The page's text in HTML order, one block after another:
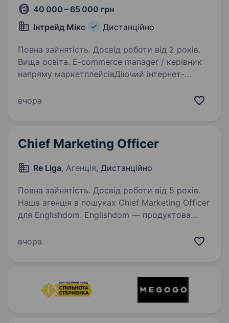
40 000 – 65 000 грн
Інтрейд Мікс
Дистанційно
Повна зайнятість. Досвід роботи від 2 років.
Вища освіта. E-commerce manager / керівник
напряму маркетплейсівДіючий інтернет-
керівника для масштабування продажів і
вчора
Chief Marketing Officer
Re Liga, Агенція, Дистанційно
Повна зайнятість. Досвід роботи від 5 років.
Наша агенція в пошуках Chief Marketing Officer
для Englishdom. Englishdom — продуктова
проєктів Європи. Уже понад 70 000
вчора